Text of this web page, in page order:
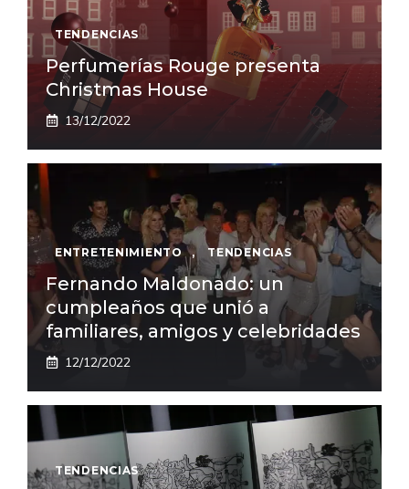
TENDENCIAS
Perfumerías Rouge presenta
Christmas House
13/12/2022
ENTRETENIMIENTO , TENDENCIAS
Fernando Maldonado: un
cumpleaños que unió a
familiares, amigos y celebridades
12/12/2022
TENDENCIAS